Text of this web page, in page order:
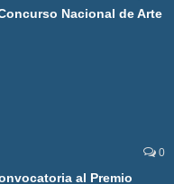
Nacional de Arte
0
al Premio